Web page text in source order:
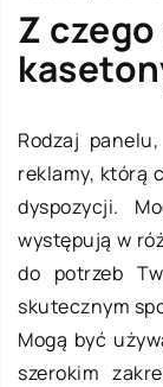
Z
Rodzaj
reklamy, którą
dyspozycji.
występują w
do potrzeb
skutecznym
Mogą być
szerokim